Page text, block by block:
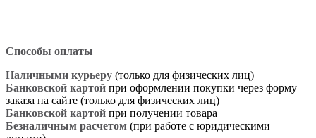
Способы оплаты
Наличными курьеру (только для физических лиц)
Банковской картой при оформлении покупки через форму
заказа на сайте (только для физических лиц)
Банковской картой при получении товара
Безналичным расчетом (при работе с юридическими